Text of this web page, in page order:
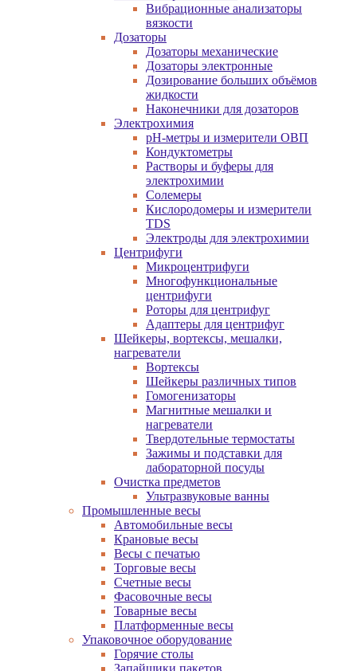
Вибрационные анализаторы
вязкости
Дозаторы
Дозаторы механические
Дозаторы электронные
Дозирование больших объёмов
жидкости
Наконечники для дозаторов
Электрохимия
pH-метры и измерители ОВП
Кондуктометры
Растворы и буферы для
электрохимии
Солемеры
Кислородомеры и измерители
TDS
Электроды для электрохимии
Центрифуги
Микроцентрифуги
Многофункциональные
центрифуги
Роторы для центрифуг
Адаптеры для центрифуг
Шейкеры, вортексы, мешалки,
нагреватели
Вортексы
Шейкеры различных типов
Гомогенизаторы
Магнитные мешалки и
нагреватели
Твердотельные термостаты
Зажимы и подставки для
лабораторной посуды
Очистка предметов
Ультразвуковые ванны
Промышленные весы
Автомобильные весы
Крановые весы
Весы с печатью
Торговые весы
Счетные весы
Фасовочные весы
Товарные весы
Платформенные весы
Упаковочное оборудование
Горячие столы
Запайщики пакетов